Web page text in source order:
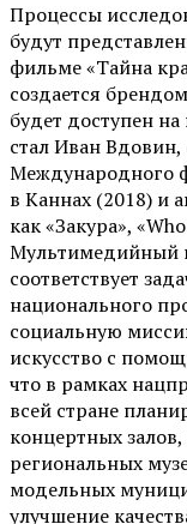
Процессы
будут
фильме «Тайна
создается
будет доступен
стал Иван
Международного
в Каннах (2018) и
как «Закура»,
Мультимедийный
соответствует
национального
социальную
искусство с
что в рамках
всей стране
концертных
региональных
модельных
улучшение